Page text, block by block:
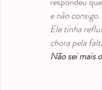
e não
Ele tinha
chora pela
Não sei mais